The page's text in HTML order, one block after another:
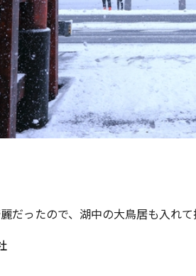
だったので、湖中の大鳥居も入れて